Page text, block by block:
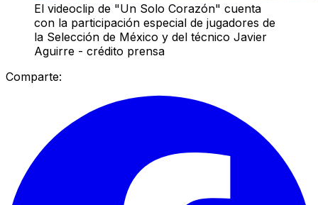
El videoclip de "Un Solo Corazón" cuenta
con la participación especial de jugadores de
la Selección de México y del técnico Javier
Aguirre - crédito prensa
Comparte: